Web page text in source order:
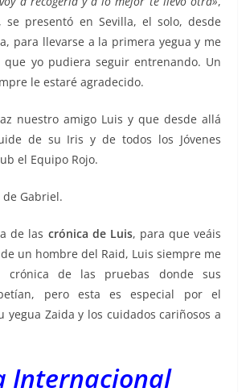
se presentó en Sevilla, el solo, desde
para llevarse a la primera yegua y me
yo pudiera seguir entrenando. Un
le estaré agradecido.
nuestro amigo Luis y que desde allá
de su Iris y de todos los Jóvenes
el Equipo Rojo.
Gabriel.
de las crónica de Luis, para que veáis
un hombre del Raid, Luis siempre me
crónica de las pruebas donde sus
pero esta es especial por el
yegua Zaida y los cuidados cariñosos a
Internacional